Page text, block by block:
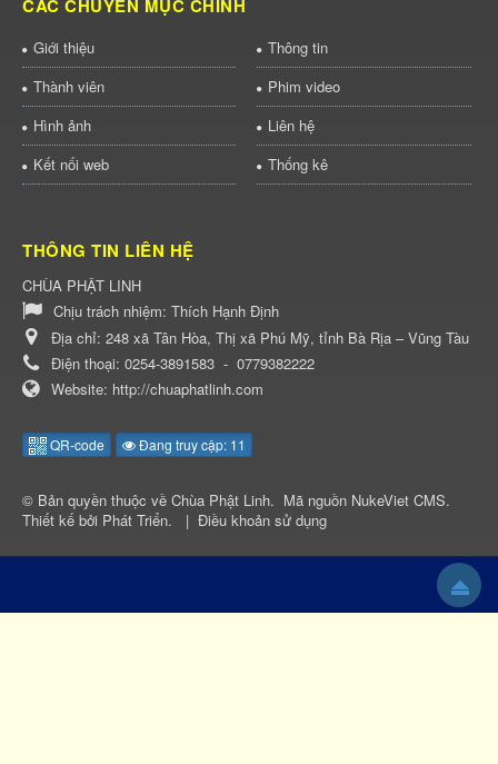
CÁC CHUYÊN MỤC CHÍNH
Giới thiệu
Thông tin
Thành viên
Phim video
Hình ảnh
Liên hệ
Kết nối web
Thống kê
THÔNG TIN LIÊN HỆ
CHÙA PHẬT LINH
Chịu trách nhiệm: Thích Hạnh Định
Địa chỉ: 248 xã Tân Hòa, Thị xã Phú Mỹ, tỉnh Bà Rịa – Vũng Tàu
Điện thoại: 0254-3891583 - 0779382222
Website: http://chuaphatlinh.com
QR-code Đang truy cập: 11
© Bản quyền thuộc về Chùa Phật Linh. Mã nguồn NukeViet CMS.
Thiết kế bởi Phát Triển. | Điều khoản sử dụng